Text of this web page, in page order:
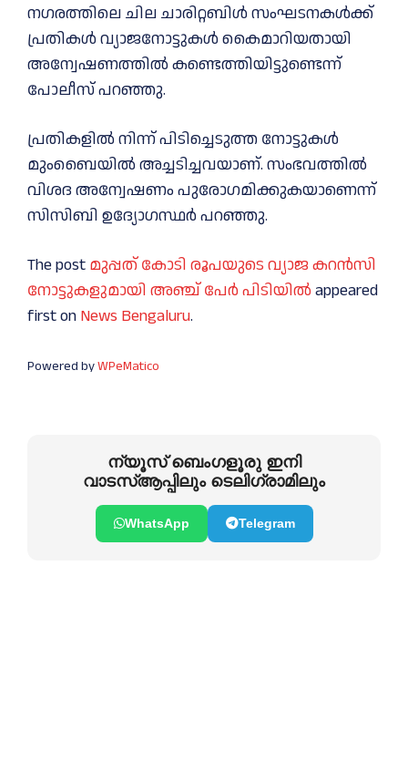
നഗരത്തിലെ ചില ചാരിറ്റബിൾ സംഘടനകൾക്ക്
പ്രതികൾ വ്യാജനോട്ടുകൾ കൈമാറിയതായി
അന്വേഷണത്തിൽ കണ്ടെത്തിയിട്ടുണ്ടെന്ന്
പോലീസ് പറഞ്ഞു.
പ്രതികളിൽ നിന്ന് പിടിച്ചെടുത്ത നോട്ടുകൾ
മുംബൈയിൽ അച്ചടിച്ചവയാണ്. സംഭവത്തിൽ
വിശദ അന്വേഷണം പുരോഗമിക്കുകയാണെന്ന്
സിസിബി ഉദ്യോഗസ്ഥർ പറഞ്ഞു.
The post മുപ്പത് കോടി രൂപയുടെ വ്യാജ കറൻസി
നോട്ടുകളുമായി അഞ്ച് പേർ പിടിയിൽ appeared
first on News Bengaluru.
Powered byWPeMatico
ന്യൂസ് ബെംഗളൂരു ഇനി
വാടസ്ആപ്പിലും ടെലിഗ്രാമിലും
WhatsApp Telegram